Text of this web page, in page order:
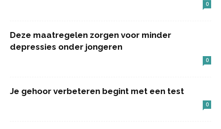
0
Deze maatregelen zorgen voor minder
depressies onder jongeren
0
Je gehoor verbeteren begint met een test
0